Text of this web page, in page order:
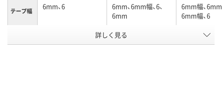
テープ幅 6mm、6
6mm、6mm幅、6、
6mm
6mm幅、6mm
6mm幅、6
45
詳しく見る